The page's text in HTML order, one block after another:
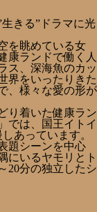
きる”ドラマに光
を眺めている女
康ランドで働く人
ス、深海魚のカッ
界をいったりきた
、様々な愛の形が
り着いた健康ラン
では、国王イトイ
あっています。
題シーンを中心
にいるヤモリとト
20分の独立したシ